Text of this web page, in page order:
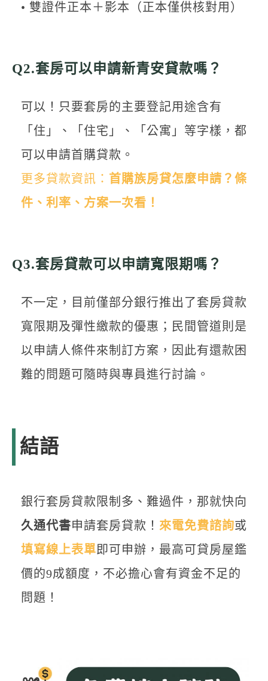
• 雙證件正本＋影本（正本僅供核對用）
Q2.套房可以申請新青安貸款嗎？
可以！只要套房的主要登記用途含有
「住」、「住宅」、「公寓」等字樣，都
可以申請首購貸款。
更多貸款資訊： 首購族房貸怎麼申請？條
件、利率、方案一次看！
Q3.套房貸款可以申請寬限期嗎？
不一定，目前僅部分銀行推出了套房貸款
寬限期及彈性繳款的優惠；民間管道則是
以申請人條件來制訂方案，因此有還款困
難的問題可隨時與專員進行討論。
結語
銀行套房貸款限制多、難過件，那就快向
久通代書申請套房貸款！ 來電免費諮詢或
填寫線上表單即可申辦，最高可貸房屋鑑
價的9成額度，不必擔心會有資金不足的
問題！